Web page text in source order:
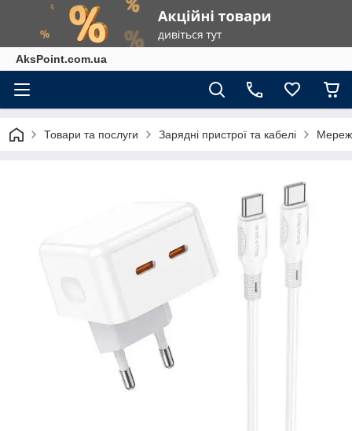
AksPoint.com.ua
Товари та послуги Зарядні пристрої та кабелі